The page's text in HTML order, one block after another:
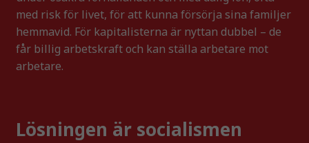
med risk för livet, för att kunna försörja sina familjer
hemmavid. För kapitalisterna är nyttan dubbel – de
får billig arbetskraft och kan ställa arbetare mot
arbetare.
Lösningen är socialismen